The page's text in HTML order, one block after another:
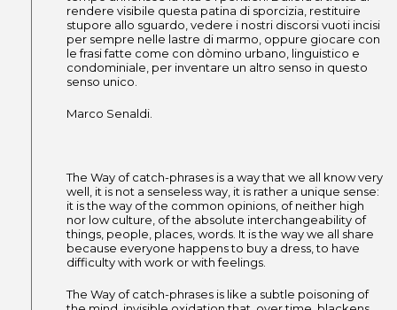
rendere visibile questa patina di sporcizia, restituire
stupore allo sguardo, vedere i nostri discorsi vuoti incisi
per sempre nelle lastre di marmo, oppure giocare con
le frasi fatte come con dòmino urbano, linguistico e
condominiale, per inventare un altro senso in questo
senso unico.
Marco Senaldi.
The Way of catch-phrases is a way that we all know very
well, it is not a senseless way, it is rather a unique sense:
it is the way of the common opinions, of neither high
nor low culture, of the absolute interchangeability of
things, people, places, words. It is the way we all share
because everyone happens to buy a dress, to have
difficulty with work or with feelings.
The Way of catch-phrases is like a subtle poisoning of